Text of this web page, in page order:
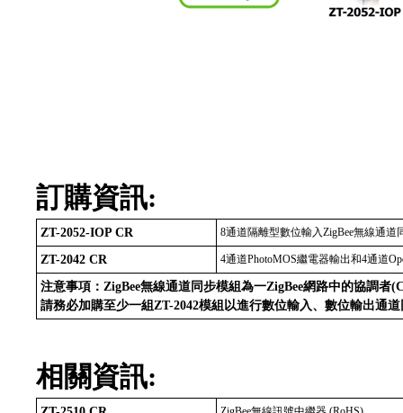
訂購資訊:
ZT-2052-IOP CR 8通道隔離型數位輸入ZigBee無線通道
ZT-2042 CR 4通道PhotoMOS繼電器輸出和4通道
注意事項：ZigBee無線通道同步模組為一ZigBee網路中的協調
請務必加購至少一組ZT-2042模組以進行數位輸入、數位輸出通
相關資訊: